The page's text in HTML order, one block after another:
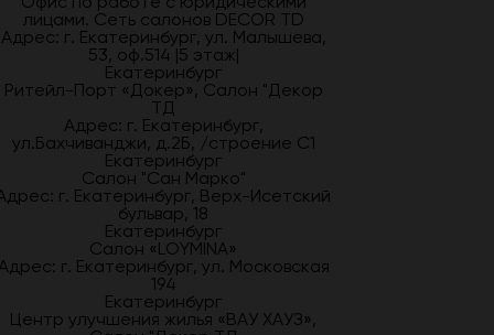
лицами. Сеть салонов DECOR TD
Адрес: г. Екатеринбург, ул. Малышева,
53, оф.514 |5 этаж|
Екатеринбург
Ритейл-Порт «Докер», Салон "Декор
ТД
Адрес: г. Екатеринбург,
ул.Бахчиванджи, д.2Б, /строение С1
Екатеринбург
Салон "Сан Марко"
г. Екатеринбург, Верх-Исетский
бульвар, 18
Екатеринбург
Салон «LOYMINA»
г. Екатеринбург, ул. Московская
194
Екатеринбург
Центр улучшения жилья «ВАУ ХАУЗ»,